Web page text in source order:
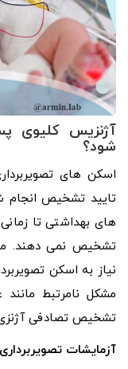
آژنزیس کلیوی
شود؟
اسکن های
تایید تشخیص انجام
های بهداشتی تا
تشخیص نمی دهند.
نیاز به اسکن
تشخیص تصادفی
آزمایشات